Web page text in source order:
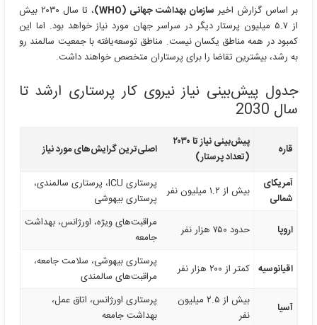
بر اساس گزارش اخیر سازمان بهداشت جهانی (WHO)
، تا سال ۲۰۳۰ بیش
از ۵.۷ میلیون پرستار دیگر در سراسر جهان مورد نیاز خواهد بود. اما این
کمبود در همه مناطق یکسان نیست. مناطق توسعه‌یافته با جمعیت سالمند رو
به رشد، بیشترین تقاضا را برای پرستاران متخصص خواهند داشت.
جدول پیش‌بینی نیاز نیروی کار پرستاری ارشد تا
سال 2030
قاره
پیش‌بینی نیاز تا ۲۰۳۰
(تعداد پرستار)
اصلی‌ترین گرایش‌های مورد نیاز
آمریکای
شمالی
بیش از ۱.۲ میلیون نفر
پرستاری ICU، پرستاری سالمندی،
پرستاری بیهوشی
اروپا
حدود ۷۵۰ هزار نفر
مراقبت‌های ویژه، اورژانس، بهداشت
جامعه
اقیانوسیه کمتر از ۲۰۰ هزار نفر
پرستاری بیهوشی، سلامت جامعه،
مراقبت‌های سالمندی
آسیا
بیش از ۲.۵ میلیون
نفر
پرستاری اورژانس، اتاق عمل،
بهداشت جامعه